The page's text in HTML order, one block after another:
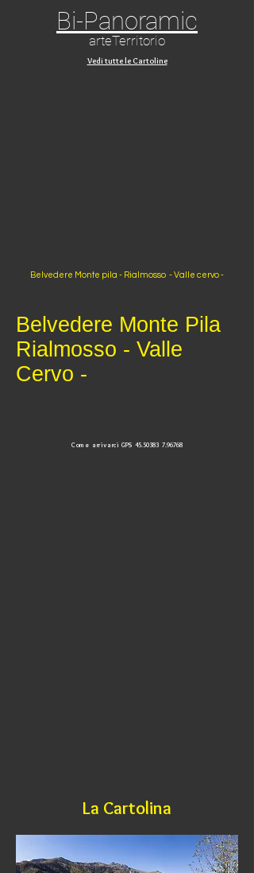
Bi-Panoramic
arteTerritorio
Vedi tutte le Cartoline
Belvedere Monte pila - Rialmosso - Valle cervo -
Belvedere Monte Pila
Rialmosso - Valle
Cervo -
Come arrivarci GPS45.50383 7.96768
La Cartolina